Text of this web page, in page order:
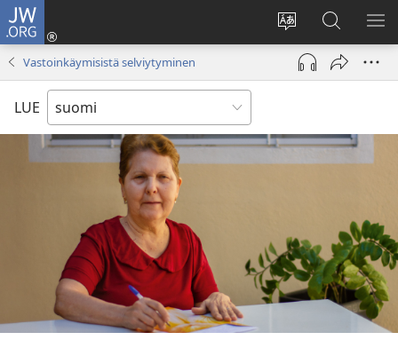
JW.ORG
Vaihda
sivuston
kieli
Kirjaudu
(avaa
uuden
ikkunan)
Hae
JW.ORG-
sivustolta
Vastoinkäymisistä selviytyminen
LUE